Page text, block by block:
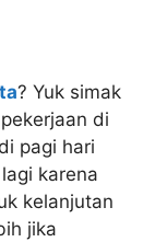
? Yuk simak
di
pagi hari
karena
kelanjutan
jika